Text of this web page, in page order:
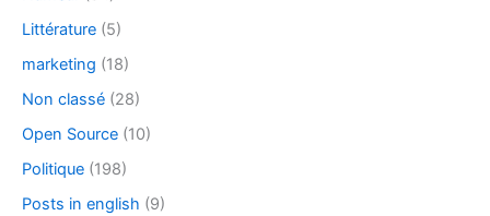
Littérature (5)
marketing (18)
Non classé (28)
Open Source (10)
Politique (198)
Posts in english (9)